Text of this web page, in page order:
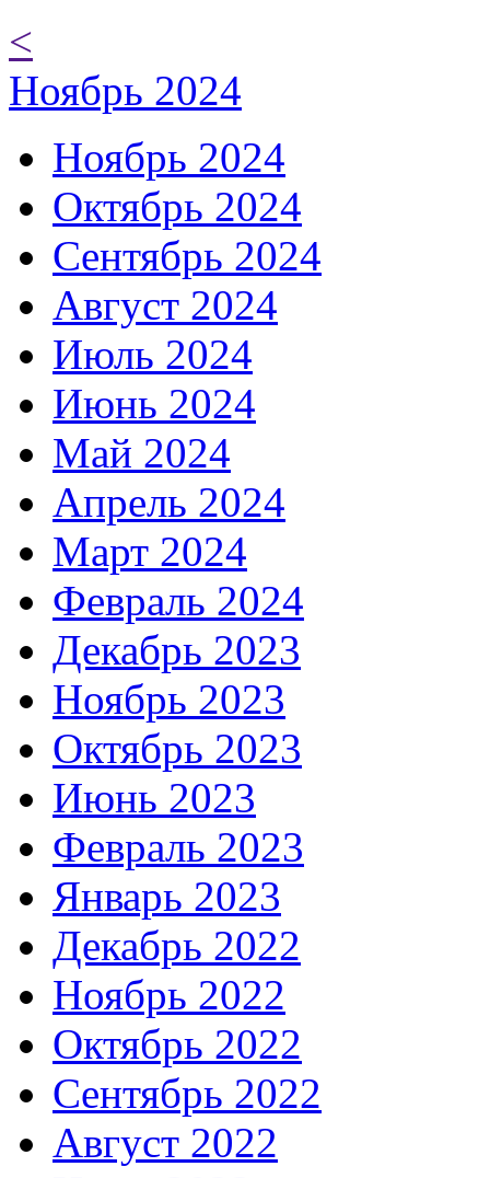
<
Ноябрь 2024
Ноябрь 2024
Октябрь 2024
Сентябрь 2024
Август 2024
Июль 2024
Июнь 2024
Май 2024
Апрель 2024
Март 2024
Февраль 2024
Декабрь 2023
Ноябрь 2023
Октябрь 2023
Июнь 2023
Февраль 2023
Январь 2023
Декабрь 2022
Ноябрь 2022
Октябрь 2022
Сентябрь 2022
Август 2022